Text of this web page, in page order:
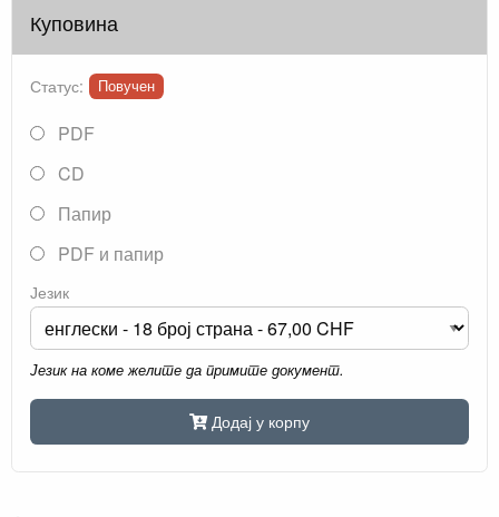
Куповина
Статус: Повучен
PDF
CD
Папир
PDF и папир
Језик
Језик на коме желите да примите документ.
Додај у корпу